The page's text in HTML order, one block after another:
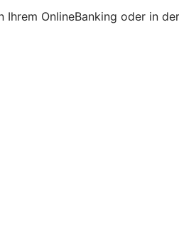
OnlineBanking oder in